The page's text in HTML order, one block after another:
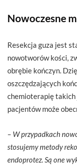
Nowoczesne
Resekcja guza jest
nowotworów kości,
obrębie kończyn.
oszczędzających
chemioterapię takich
pacjentów może
– W przypadkach
stosujemy metody
endoprotez. Są one